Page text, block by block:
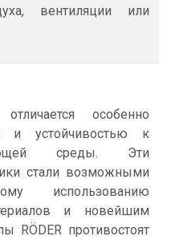
вентиляции или
особенно
и устойчивостью к
среды. Эти
стали возможными
использованию
и новейшим
RÖDER противостоят